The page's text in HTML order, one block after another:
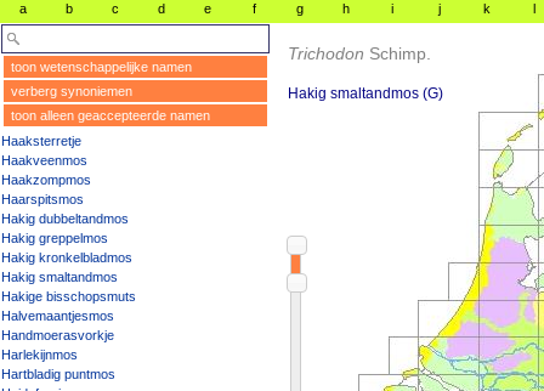
a b c d e f g h i j k l
toon wetenschappelijke namen
verberg synoniemen
toon alleen geaccepteerde namen
Haaksterretje
Haakveenmos
Haakzompmos
Haarspitsmos
Hakig dubbeltandmos
Hakig greppelmos
Hakig kronkelbladmos
Hakig smaltandmos
Hakige bisschopsmuts
Halvemaantjesmos
Handmoerasvorkje
Harlekijnmos
Hartbladig puntmos
Trichodon Schimp.
Hakig smaltandmos (G)